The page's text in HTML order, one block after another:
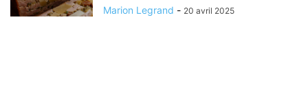
Marion Legrand - 20 avril 2025